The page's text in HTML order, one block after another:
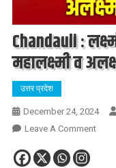
Chandauli :
महालक्ष्मी व
उत्तर प्रदेश
December 24, 2024
Leave A CommentOn